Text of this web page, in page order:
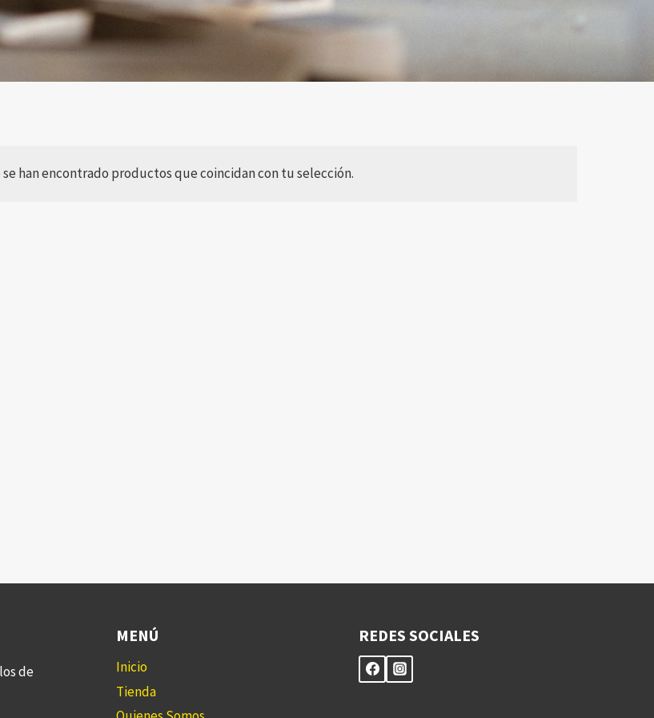
se han encontrado productos que coincidan con tu selección.
de
MENÚ
Inicio
Tienda
REDES SOCIALES